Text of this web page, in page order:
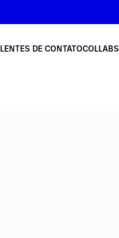
LENTES DE CONTATOCOLLABS